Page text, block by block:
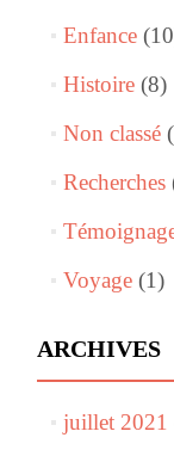
Enfance
Histoire(8)
Non classé
Recherches
Voyage(1)
ARCHIVES
juillet 2021